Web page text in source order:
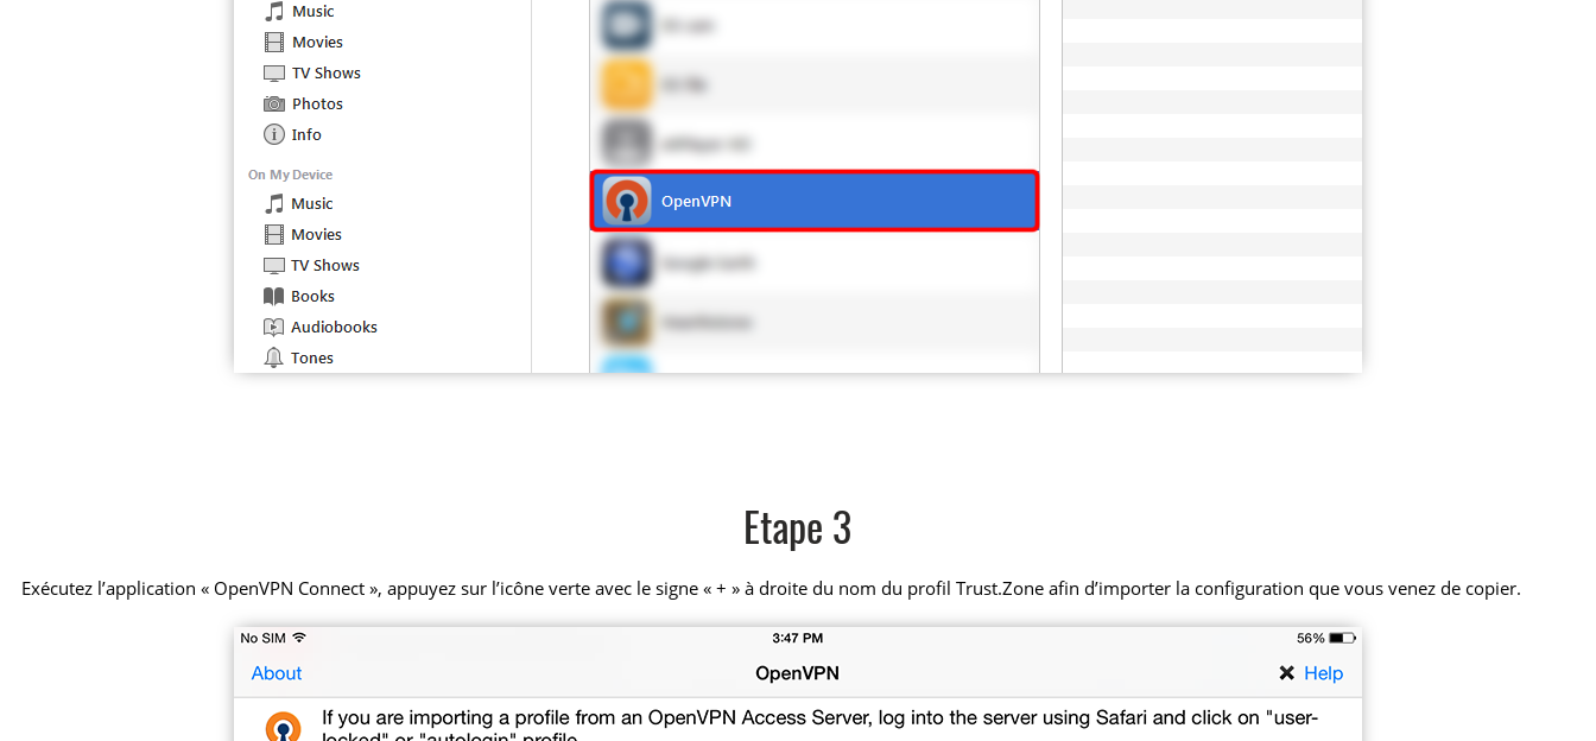
Etape 3
Exécutez l’application « OpenVPN Connect », appuyez sur l’icône verte avec le signe « + » à droite du nom du profil Trust.Zone afin d’importer la configuration que vous venez de copier.